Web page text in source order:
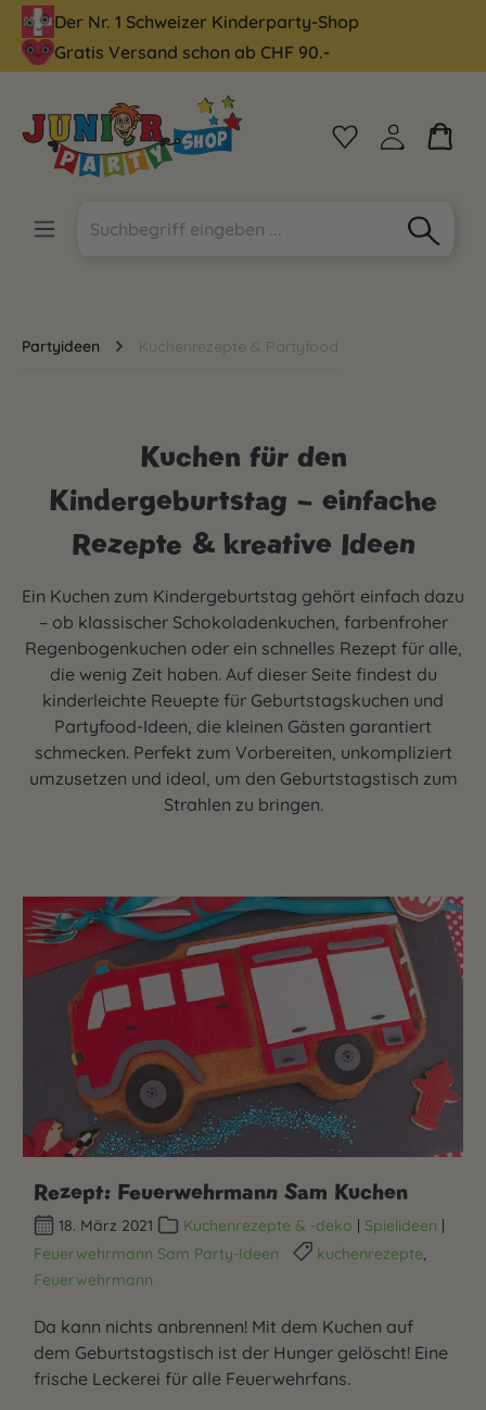
springen
Der Nr. 1 Schweizer Kinderparty-Shop
Gratis Versand schon ab CHF 90.-
Partyideen Kuchenrezepte & Partyfood
Kuchen für den
Kindergeburtstag – einfache
Rezepte & kreative Ideen
Ein Kuchen zum Kindergeburtstag gehört einfach dazu
– ob klassischer Schokoladenkuchen, farbenfroher
Regenbogenkuchen oder ein schnelles Rezept für alle,
die wenig Zeit haben. Auf dieser Seite findest du
kinderleichte Reuepte für Geburtstagskuchen und
Partyfood-Ideen, die kleinen Gästen garantiert
schmecken. Perfekt zum Vorbereiten, unkompliziert
umzusetzen und ideal, um den Geburtstagstisch zum
Strahlen zu bringen.
Rezept: Feuerwehrmann Sam Kuchen
18. März 2021 Kuchenrezepte & -deko | Spielideen |
Feuerwehrmann Sam Party-Ideen
kuchenrezepte
Feuerwehrmann
Da kann nichts anbrennen! Mit dem Kuchen auf
dem Geburtstagstisch ist der Hunger gelöscht! Eine
frische Leckerei für alle Feuerwehrfans.